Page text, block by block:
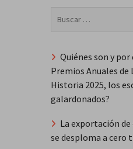
Quiénes son y
Premios Anuales de
Historia 2025, los
galardonados?
La exportación de
se desploma a cero